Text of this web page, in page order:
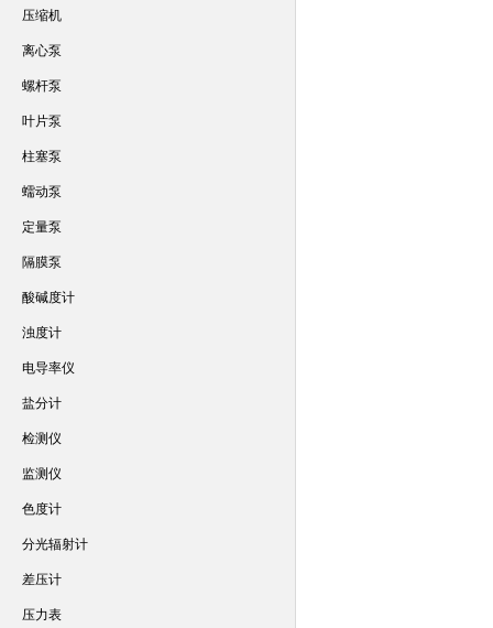
压缩机
离心泵
螺杆泵
叶片泵
柱塞泵
蠕动泵
定量泵
隔膜泵
酸碱度计
浊度计
电导率仪
盐分计
检测仪
监测仪
色度计
分光辐射计
差压计
压力表